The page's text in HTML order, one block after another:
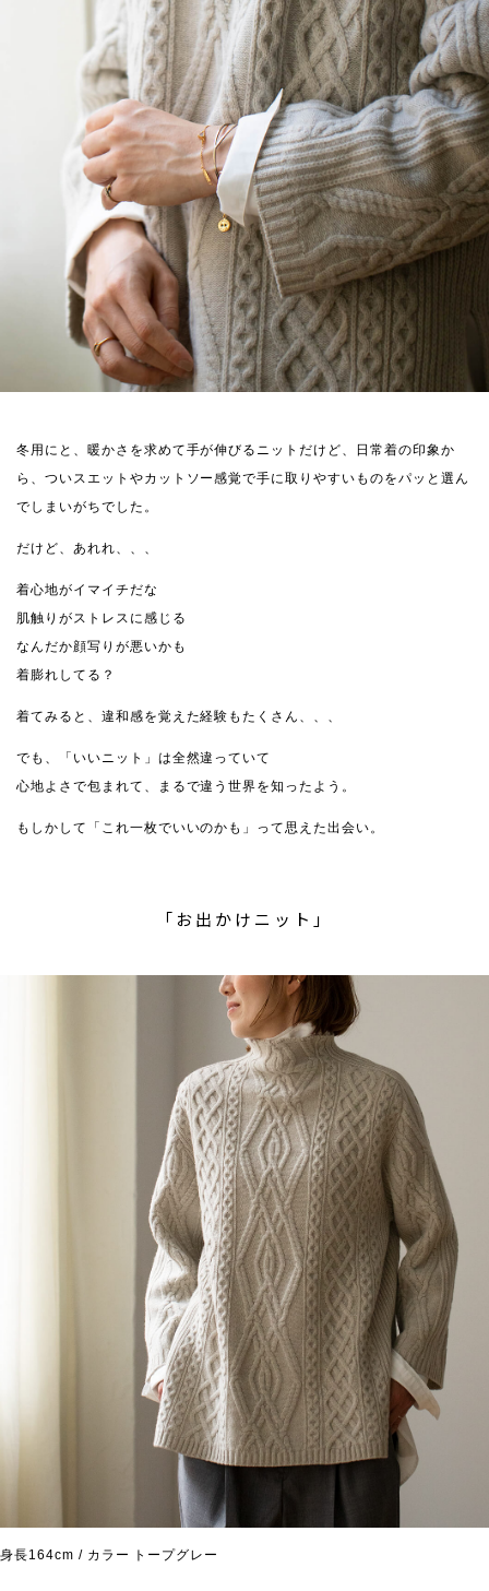
冬用にと、暖かさを求めて手が伸びるニットだけど、日常着の印象か
ら、ついスエットやカットソー感覚で手に取りやすいものをパッと選ん
でしまいがちでした。
だけど、あれれ、、、
着心地がイマイチだな
肌触りがストレスに感じる
なんだか顔写りが悪いかも
着膨れしてる？
着てみると、違和感を覚えた経験もたくさん、、、
でも、「いいニット」は全然違っていて
心地よさで包まれて、まるで違う世界を知ったよう。
もしかして「これ一枚でいいのかも」って思えた出会い。
「お出かけニット」
身長164cm / カラー トープグレー